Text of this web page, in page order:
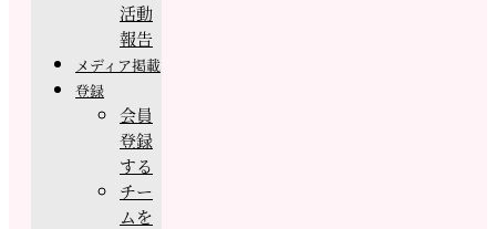
活動
報告
メディア掲載
登録
会員
登録
する
チー
ムを